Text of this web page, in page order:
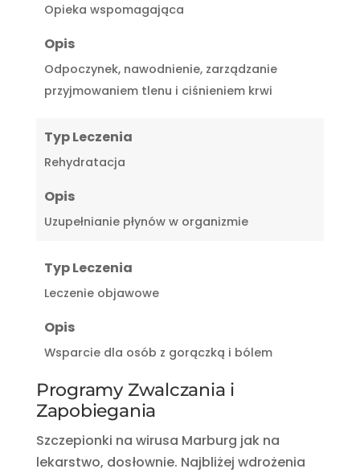
Opieka wspomagająca
Opis
Odpoczynek, nawodnienie, zarządzanie
przyjmowaniem tlenu i ciśnieniem krwi
Typ Leczenia
Rehydratacja
Opis
Uzupełnianie płynów w organizmie
Typ Leczenia
Leczenie objawowe
Opis
Wsparcie dla osób z gorączką i bólem
Programy Zwalczania i
Zapobiegania
Szczepionki na wirusa Marburg jak na
lekarstwo, dosłownie. Najbliżej wdrożenia